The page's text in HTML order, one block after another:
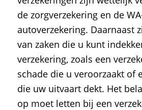
de zorgverzekering en de
autoverzekering. Daarnaast
van zaken die u kunt
verzekering, zoals een
schade die u veroorzaakt of
die uw uitvaart dekt. Het
op moet letten bij een